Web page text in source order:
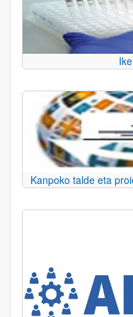
Kanpoko talde eta